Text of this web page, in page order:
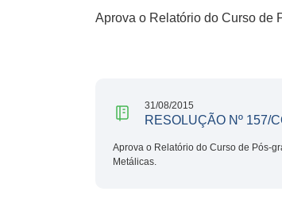
Aprova o Relatório do Curso de
31/08/2015
RESOLUÇÃO Nº 157/
Aprova o Relatório do Curso de Pós-
Metálicas.